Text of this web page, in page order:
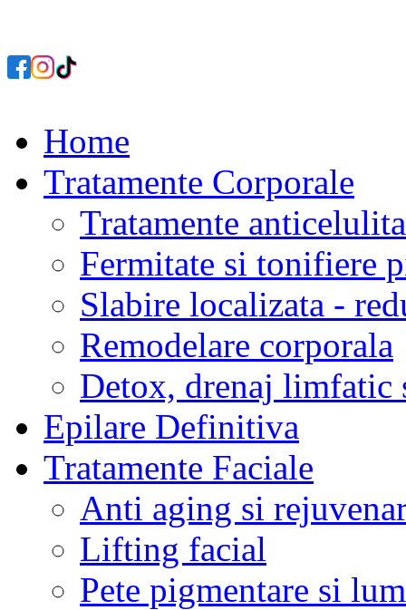
Home
Tratamente Corporale
Tratamente anticelulita
Fermitate si tonifiere
Slabire localizata -
Remodelare corporala
Detox, drenaj limfatic
Epilare Definitiva
Tratamente Faciale
Anti aging si
Lifting facial
Pete pigmentare si